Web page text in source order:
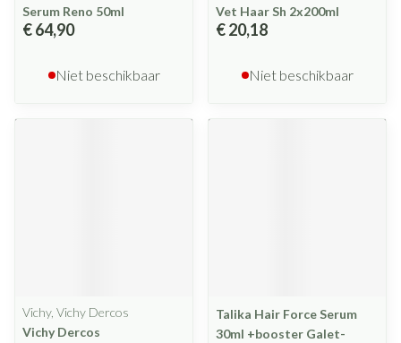
Serum Reno 50ml
€ 64,90
Niet beschikbaar
Vet Haar Sh 2x200ml
€ 20,18
Niet beschikbaar
Vichy, Vichy Dercos
Vichy Dercos
Talika Hair Force Serum
30ml +booster Galet-